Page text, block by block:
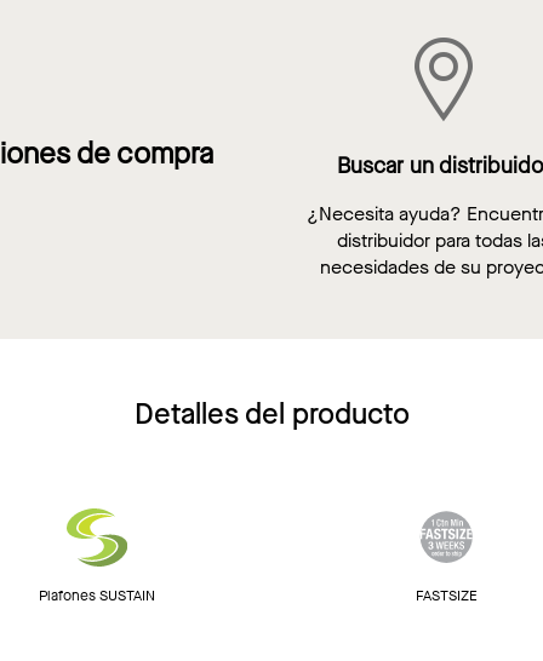
de compra Buscar un
¿Necesita ayuda?
distribuidor para todas
necesidades de su
Detalles del producto
Plafones SUSTAIN FASTSIZE